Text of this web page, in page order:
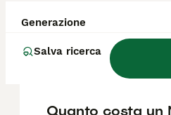
Generazione
Salva ricerca
Quali sono i
terrier?
Quanto costa un